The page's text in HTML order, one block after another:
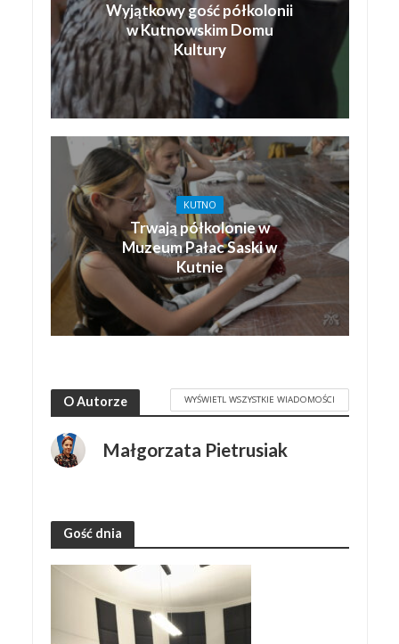
Wyjątkowy gość półkolonii
w Kutnowskim Domu
Kultury
KUTNO
Trwają półkolonie w
Muzeum Pałac Saski w
Kutnie
O Autorze WYŚWIETL WSZYSTKIE WIADOMOŚCI
Małgorzata Pietrusiak
Gość dnia